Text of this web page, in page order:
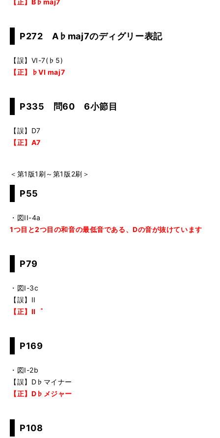
【正】B♭maj7
P272 A♭maj7のディグリー表記
【誤】VI-7(♭5)
【正】♭VI maj7
P335 問60 6小節目
【誤】D7
【正】A7
＜第1版1刷～第1版2刷＞
P55
・図II-4a
1つ目と2つ目の和音の最低音である、Dの音が抜けています
P79
・図I-3c
【誤】II
【正】II゜
P169
・図I-2b
【誤】D♭マイナー
【正】D♭メジャー
P108